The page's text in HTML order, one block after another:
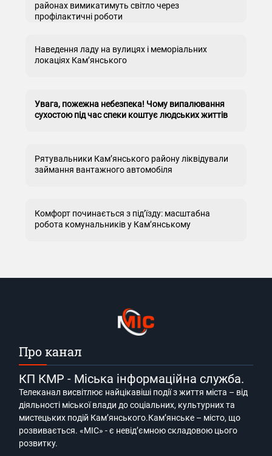
районах вимикатимуть світло через
профілактичні роботи
Наведення ладу на вулицях і меморіальних
локаціях Кам’янського
Увага, пожежна небезпека! Чому випалювання
сухостою під час спеки коштує людських життів
Рятувальники Кам’янського району ліквідували
займання вантажного автомобіля
Комфорт починається з під’їзду: масштабна
робота комунальників у Кам’янському
Про канал
КП КМР - Міська інформаційна служба.
Телеканал висвітлює найцікавіші події з життя міста – від
діяльності міської влади до соціальних, культурних та
мистецьких подій Кам’янського.Кам’янське – місто, що
розвивається. «МІС» - є невід’ємною складовою цього
розвитку.